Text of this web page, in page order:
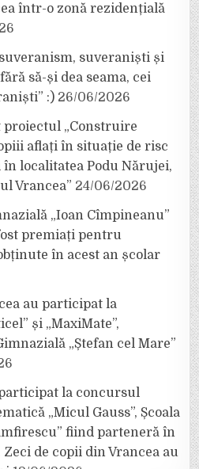
într-o zonă rezidențială
suveraniști și
să-și dea seama, cei
:) 26/06/2026
proiectul „Construire
aflați în situație de risc
localitatea Podu Nărujei,
Vrancea” 24/06/2026
„Ioan Cîmpineanu”
premiați pentru
în acest an școlar
au participat la
și „MaxiMate”,
„Ștefan cel Mare”
la concursul
„Micul Gauss”, Școala
fiind parteneră în
de copii din Vrancea au